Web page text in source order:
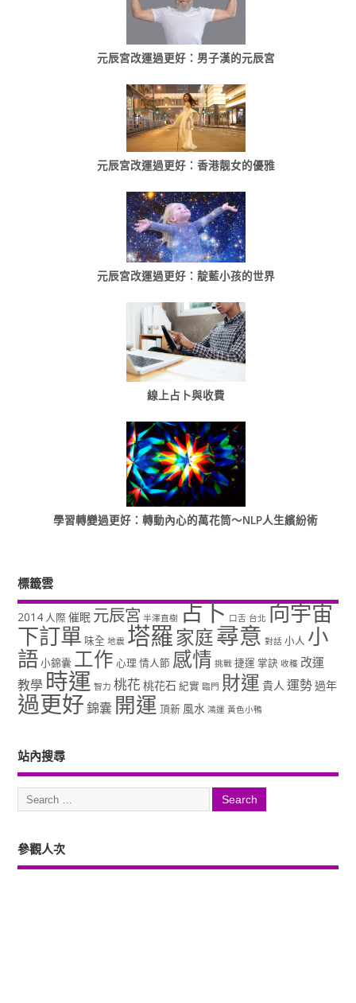
元辰宮改運過更好：男子漢的元辰宮
元辰宮改運過更好：香港靓女的優雅
元辰宮改運過更好：靛藍小孩的世界
線上占卜與收費
學習轉變過更好：轉動內心的萬花筒～NLP人生繽紛術
標籤雲
2014 人際 催眠 元辰宮 半澤直樹 占卜 口舌 台北 向宇宙
下訂單 味全 地震 塔羅家庭尋意 對話 小人 小
語小錦囊 工作 心理 情人節 感情 挑戰 捷運 掌訣 收穫 改運
教學 時運 智力 桃花 桃花石 紀實 臨門 財運 貴人 運勢過年
過更好錦囊 開運 頂新 風水 鴻運 黃色小鴨
站內搜尋
參觀人次